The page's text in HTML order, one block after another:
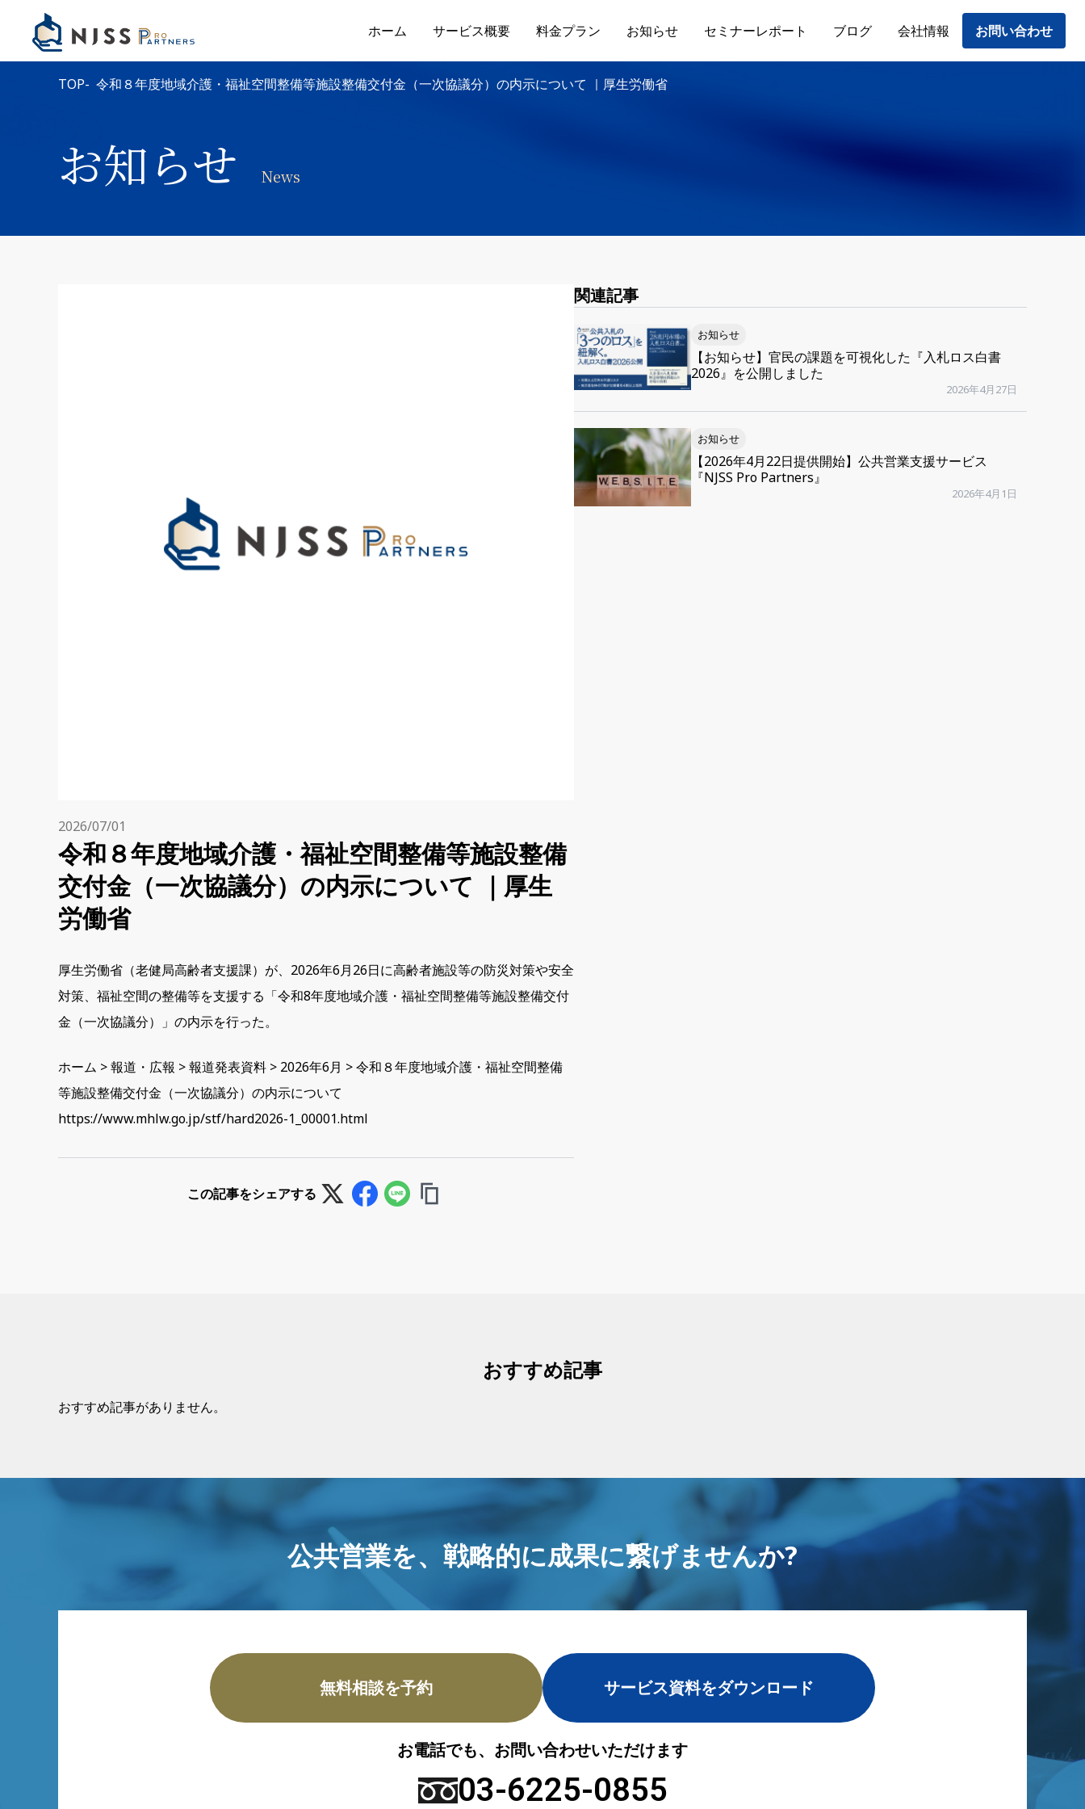
ホーム サービス概要 料金プラン お知らせ セミナーレポート ブログ 会社情報 お問い合わせ
TOP 令和８年度地域介護・福祉空間整備等施設整備交付金（一次協議分）の内示について ｜厚生労働省
お知らせ News
2026/07/01
令和８年度地域介護・福祉空間整備等施設整備
交付金（一次協議分）の内示について ｜厚生
労働省
厚生労働省（老健局高齢者支援課）が、2026年6月26日に高齢者施設等の防災対策や安全
対策、福祉空間の整備等を支援する「令和8年度地域介護・福祉空間整備等施設整備交付
金（一次協議分）」の内示を行った。
ホーム > 報道・広報 > 報道発表資料 > 2026年6月 > 令和８年度地域介護・福祉空間整備
等施設整備交付金（一次協議分）の内示について
https://www.mhlw.go.jp/stf/hard2026-1_00001.html
この記事をシェアする
関連記事
お知らせ
【お知らせ】官民の課題を可視化した『入札ロス白書
2026』を公開しました
2026年4月27日
お知らせ
【2026年4月22日提供開始】公共営業支援サービス
『NJSS Pro Partners』
2026年4月1日
おすすめ記事
おすすめ記事がありません。
公共営業を、 戦略的に成果に繋げませんか?
無料相談を予約 サービス資料をダウンロード
お電話でも、お問い合わせいただけます
03-6225-0855